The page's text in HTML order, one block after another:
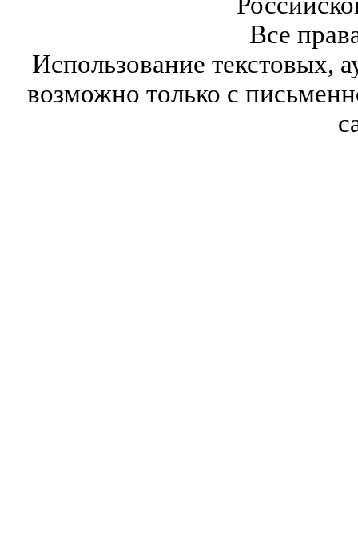
Все
Использование текстовых,
возможно только с